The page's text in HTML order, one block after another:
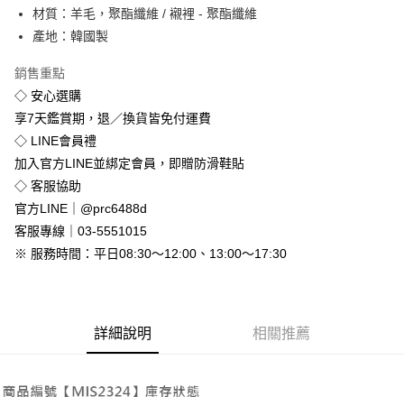
悠遊付
Google Pay
全盈+PAY
運送方式
全家付款取貨
免運費
付款後全家取貨
免運費
7-11付款取貨
材質：羊毛，聚酯纖維 / 襯裡 - 聚酯纖維
產地：韓國製
銷售重點
◇ 安心選購
享7天鑑賞期，退／換貨皆免付運費
◇ LINE會員禮
加入官方LINE並綁定會員，即贈防滑鞋貼
◇ 客服協助
官方LINE｜@prc6488d
客服專線｜03-5551015
※ 服務時間：平日08:30～12:00、13:00～17:30
詳細說明 相關推薦